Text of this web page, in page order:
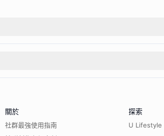
關於
社群最強使用指南
探索
U Lifestyle